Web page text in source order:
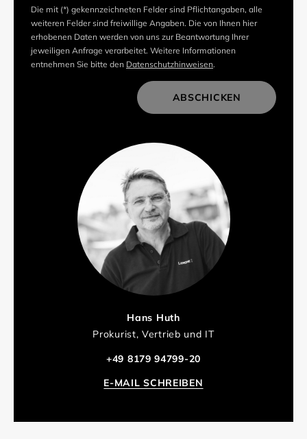
Hans Huth
Prokurist, Vertrieb und IT
+49 8179 94799-20
E-MAIL SCHREIBEN
Die mit (*) gekennzeichneten Felder sind Pflichtangaben, alle
weiteren Felder sind freiwillige Angaben. Die von Ihnen hier
erhobenen Daten werden von uns zur Beantwortung Ihrer
jeweiligen Anfrage verarbeitet. Weitere Informationen
entnehmen Sie bitte den Datenschutzhinweisen.
ABSCHICKEN